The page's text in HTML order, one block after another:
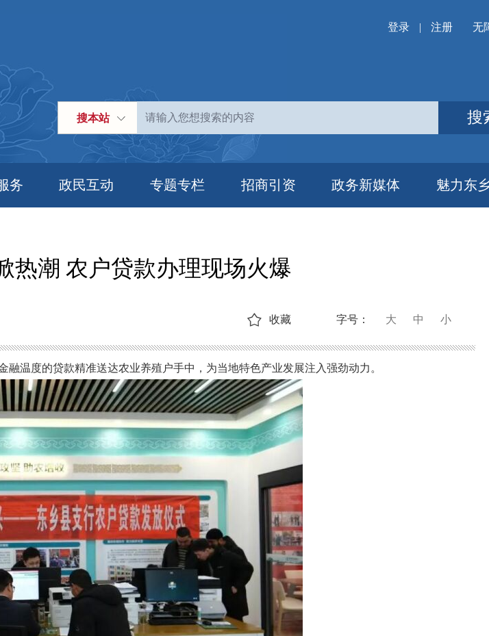
登录 | 注册 无
搜本站 搜
务 政民互动 专题专栏 招商引资 政务新媒体 魅力东
热潮 农户贷款办理现场火爆
字号： 大 中 小
收藏
温度的贷款精准送达农业养殖户手中，为当地特色产业发展注入强劲动力。